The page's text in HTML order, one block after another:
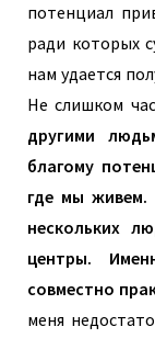
потенциал
ради которых
нам удается
Не слишком
другими
благому
где мы живем.
нескольких
центры.
совместно
меня